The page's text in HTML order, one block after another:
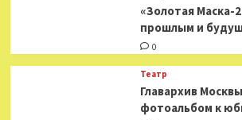
«Золотая Маска-
прошлым и
0
Театр
​​Главархив
фотоальбом к